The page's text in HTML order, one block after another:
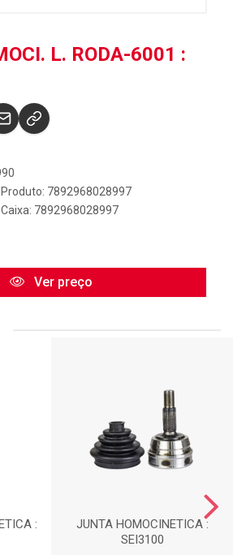
L. RODA-6001 :
7892968028997
7892968028997
Ver preço
:
JUNTA HOMOCINETICA :
SEI3100